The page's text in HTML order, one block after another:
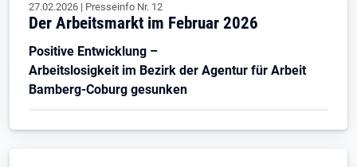
27.02.2026 | Presseinfo Nr. 12
Der Arbeitsmarkt im Februar 2026
Positive Entwicklung –
Arbeitslosigkeit im Bezirk der Agentur für Arbeit
Bamberg-Coburg gesunken